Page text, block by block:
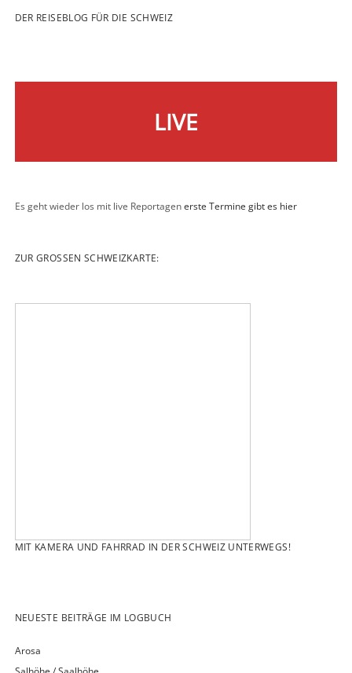
DER REISEBLOG FÜR DIE SCHWEIZ
LIVE
Es geht wieder los mit live Reportagenerste Termine gibt es hier
ZUR GROSSEN SCHWEIZKARTE:
MIT KAMERA UND FAHRRAD IN DER SCHWEIZ UNTERWEGS!
NEUESTE BEITRÄGE IM LOGBUCH
Arosa